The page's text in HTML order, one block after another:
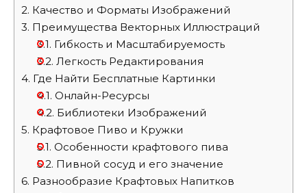
2. Качество и Форматы Изображений
3. Преимущества Векторных Иллюстраций
3.1. Гибкость и Масштабируемость
3.2. Легкость Редактирования
4. Где Найти Бесплатные Картинки
4.1. Онлайн-Ресурсы
4.2. Библиотеки Изображений
5. Крафтовое Пиво и Кружки
5.1. Особенности крафтового пива
5.2. Пивной сосуд и его значение
6. Разнообразие Крафтовых Напитков